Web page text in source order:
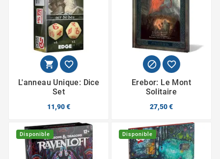
 
L'anneau Unique: Dice
Set
11,90 €
 
Erebor: Le Mont
Solitaire
27,50 €
Disponible Disponible